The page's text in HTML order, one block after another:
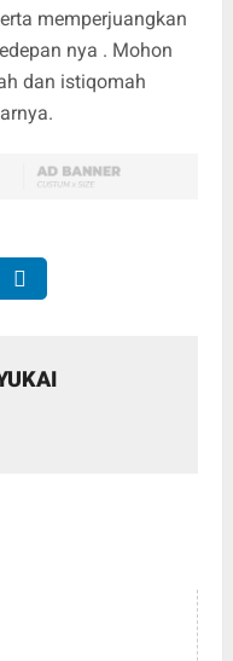
memperjuangkan
nya . Mohon
dan istiqomah